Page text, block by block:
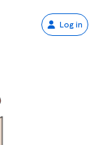
Log in